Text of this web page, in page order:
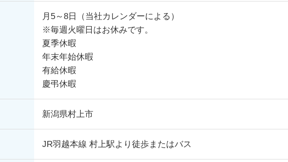
月5～8日（当社カレンダーによる）
※毎週火曜日はお休みです。
夏季休暇
年末年始休暇
有給休暇
慶弔休暇
新潟県村上市
JR羽越本線 村上駅より徒歩またはバス